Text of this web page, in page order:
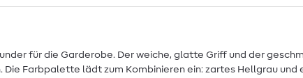
für die Garderobe. Der weiche, glatte Griff und der
Farbpalette lädt zum Kombinieren ein: zartes Hellgrau